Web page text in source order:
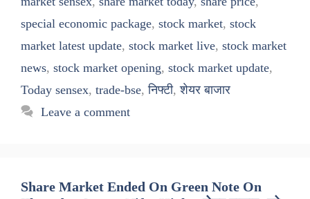
special economic package, stock market, stock
market latest update, stock market live, stock market
news, stock market opening, stock market update,
Today sensex, trade-bse,निफ्टी,शेयर बाजार
Leave a comment
Share Market Ended On Green Note On